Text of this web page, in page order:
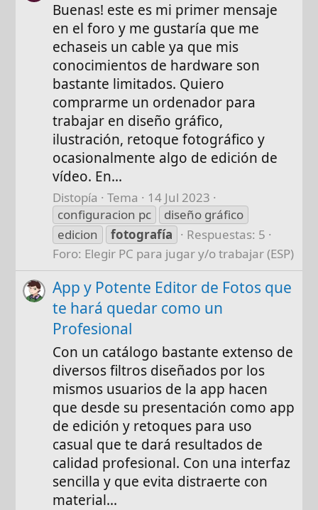
Buenas! este es mi primer mensaje
en el foro y me gustaría que me
echaseis un cable ya que mis
conocimientos de hardware son
bastante limitados. Quiero
comprarme un ordenador para
trabajar en diseño gráfico,
ilustración, retoque fotográfico y
ocasionalmente algo de edición de
vídeo. En...
Distopía Tema
14 Jul 2023
configuracion pc
diseño gráfico
edicion
fotografía
Respuestas: 5
Foro: Elegir PC para jugar y/o trabajar (ESP)
App y Potente Editor de Fotos que
te hará quedar como un
Profesional
Con un catálogo bastante extenso de
diversos filtros diseñados por los
mismos usuarios de la app hacen
que desde su presentación como app
de edición y retoques para uso
casual que te dará resultados de
calidad profesional. Con una interfaz
sencilla y que evita distraerte con
material...